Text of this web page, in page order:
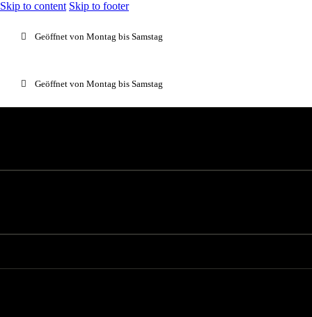
Skip to content Skip to footer
Geöffnet von Montag bis Samstag
Geöffnet von Montag bis Samstag